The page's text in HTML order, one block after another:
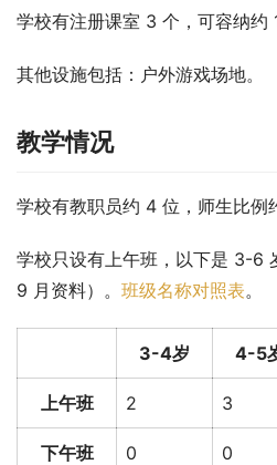
学校有注册课室 3 个，可容纳约
其他设施包括：户外游戏场地。
教学情况
学校有教职员约 4 位，师生比例
学校只设有上午班，以下是 3-6
9 月资料）。 班级名称对照表。
3-4岁 4-5
上午班 2 3
下午班 0 0